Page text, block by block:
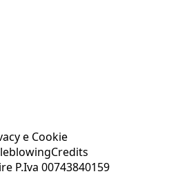
e Cookie
Credits
P.Iva 00743840159